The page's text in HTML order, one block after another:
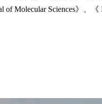
of Molecular Sciences》